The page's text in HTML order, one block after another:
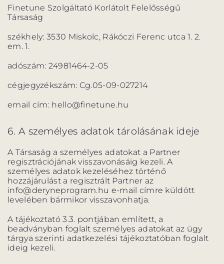
Finetune Szolgáltató Korlátolt Felelősségű
Társaság
székhely: 3530 Miskolc, Rákóczi Ferenc utca 1. 2.
em. 1.
adószám: 24981464-2-05
cégjegyzékszám: Cg.05-09-027214
email cím: hello@finetune.hu
6. A személyes adatok tárolásának ideje
A Társaság a személyes adatokat a Partner
regisztrációjának visszavonásáig kezeli. A
személyes adatok kezeléséhez történő
hozzájárulást a regisztrált Partner az
info@deryneprogram.hu e-mail címre küldött
levelében bármikor visszavonhatja.
A tájékoztató 3.3. pontjában említett, a
beadványban foglalt személyes adatokat az ügy
tárgya szerinti adatkezelési tájékoztatóban foglalt
ideig kezeli.